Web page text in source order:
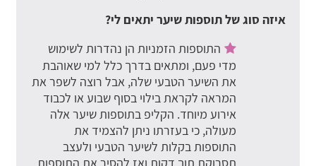
איזה סוג של תוספות שיער יתאים לי?
התוספות הזמניות הן נהדרות לשימוש
מדי פעם, ומתאים בדרך כלל למי שאוהבת
את השיער הטבעי שלה, אבל רוצה לשפר את
המראה לקראת בילוי בסוף שבוע או לכבוד
אירוע מיוחד. הקליפ בתוספות שיער אלה
מעולה, כי בעזרתו ניתן להצמיד את
התוספות בקלות לשיער הטבעי ולעצב